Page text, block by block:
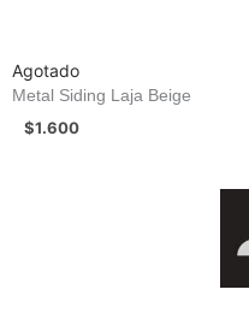
Agotado
Metal Siding Laja Beige
$1.600